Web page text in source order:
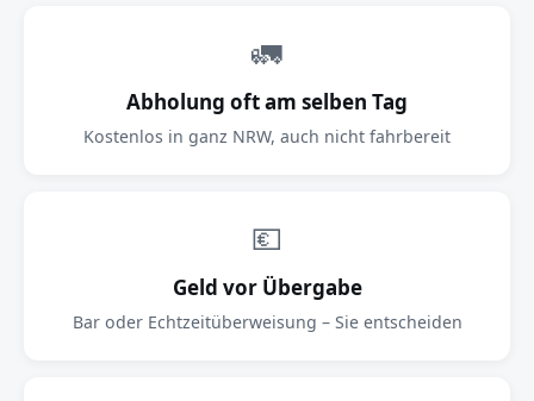
🚛
Abholung oft am selben Tag
Kostenlos in ganz NRW, auch nicht fahrbereit
💶
Geld vor Übergabe
Bar oder Echtzeitüberweisung – Sie entscheiden